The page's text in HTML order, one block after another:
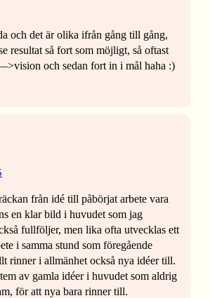
och det är olika ifrån gång till gång,
resultat så fort som möjligt, så oftast
och sedan fort in i mål haha :)
från idé till påbörjat arbete vara
en klar bild i huvudet som jag
fullföljer, men lika ofta utvecklas ett
i samma stund som föregående
rinner i allmänhet också nya idéer till.
av gamla idéer i huvudet som aldrig
för att nya bara rinner till.